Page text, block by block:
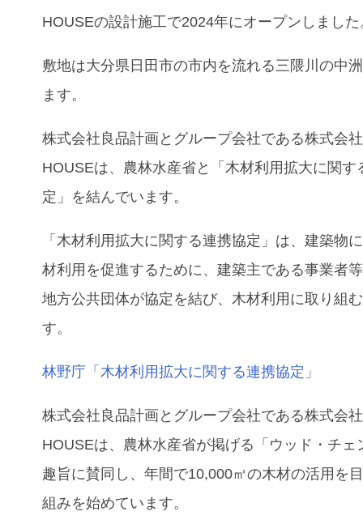
HOUSEの設計施工で2024年にオープンしました
敷地は大分県日田市の市内を流れる三隈川の中
ます。
株式会社良品計画とグループ会社である株式会
HOUSEは、農林水産省と「木材利用拡大に関す
定」を結んでいます。
「木材利用拡大に関する連携協定」は、建築物
材利用を促進するために、建築主である事業者
地方公共団体が協定を結び、木材利用に取り組
す。
林野庁「木材利用拡大に関する連携協定」
株式会社良品計画とグループ会社である株式会
HOUSEは、農林水産省が掲げる「ウッド・チェ
趣旨に賛同し、年間で10,000㎥の木材の活用を
組みを始めています。